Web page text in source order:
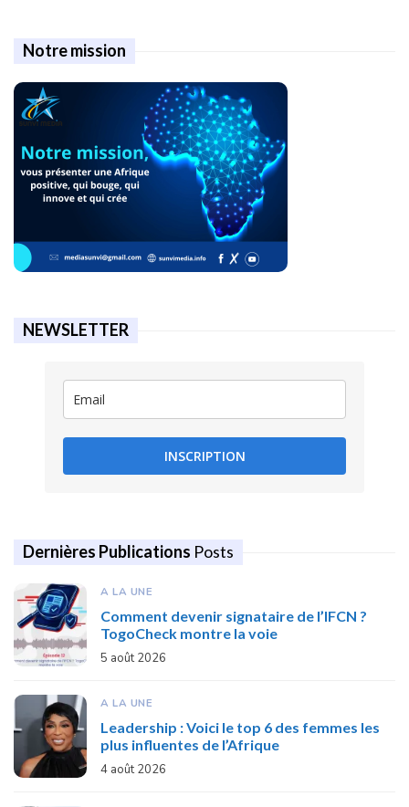
Notre mission
NEWSLETTER
INSCRIPTION
Dernières Publications Posts
A LA UNE
Comment devenir signataire de l’IFCN ?
TogoCheck montre la voie
5 août 2026
A LA UNE
Leadership : Voici le top 6 des femmes les
plus influentes de l’Afrique
4 août 2026